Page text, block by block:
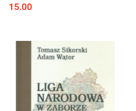
15.00